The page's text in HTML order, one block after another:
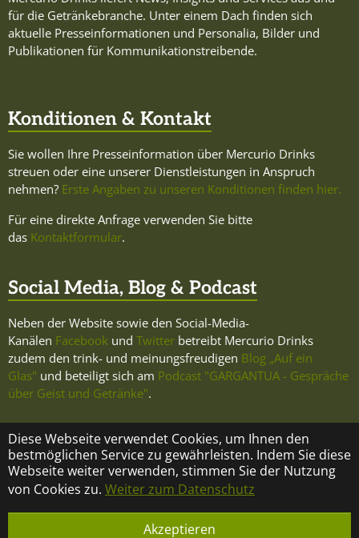
Diese Webseite verwendet Cookies, um Ihnen den
bestmöglichen Service zu gewährleisten. Indem Sie diese
Webseite weiter verwenden, stimmen Sie der Nutzung
von Cookies zu. Weiter zum Datenschutz
Akzeptieren
für die Getränkebranche. Unter einem Dach finden sich
aktuelle Presseinformationen und Personalia, Bilder und
Publikationen für Kommunikationstreibende.
Konditionen & Kontakt
Sie wollen Ihre Presseinformation über Mercurio Drinks
streuen oder eine unserer Dienstleistungen in Anspruch
nehmen? Erste Angaben zu unseren Konditionen finden hier.
Für eine direkte Anfrage verwenden Sie bitte
das Kontaktformular.
Social Media, Blog & Podcast
Neben der Website sowie den Social-Media-
Kanälen Facebook und Twitter betreibt Mercurio Drinks
zudem den trink- und meinungsfreudigen Blog „Auf ein
Glas" und beteiligt sich am Podcast "GARGANTUA - Gespräche
über Geist und Getränke".
KONTAKT ÜBER MERCURIO DRINKS
IMPRESSUM